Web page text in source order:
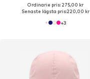
Ordinarie pris: 275,00 kr
Senaste lägsta pris:220,00 kr
+3